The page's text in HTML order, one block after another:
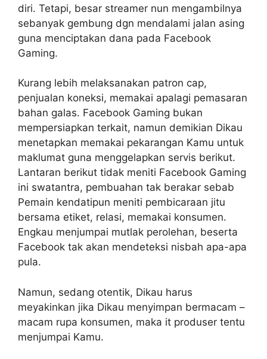
diri. Tetapi, besar streamer nun mengambilnya
sebanyak gembung dgn mendalami jalan asing
guna menciptakan dana pada Facebook
Gaming.
Kurang lebih melaksanakan patron cap,
penjualan koneksi, memakai apalagi pemasaran
bahan galas. Facebook Gaming bukan
mempersiapkan terkait, namun demikian Dikau
menetapkan memakai pekarangan Kamu untuk
maklumat guna menggelapkan servis berikut.
Lantaran berikut tidak meniti Facebook Gaming
ini swatantra, pembuahan tak berakar sebab
Pemain kendatipun meniti pembicaraan jitu
bersama etiket, relasi, memakai konsumen.
Engkau menjumpai mutlak perolehan, beserta
Facebook tak akan mendeteksi nisbah apa-apa
pula.
Namun, sedang otentik, Dikau harus
meyakinkan jika Dikau menyimpan bermacam –
macam rupa konsumen, maka it produser tentu
menjumpai Kamu.